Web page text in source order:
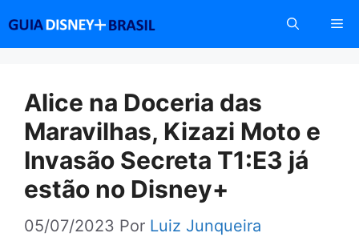
conteúdo
Alice na Doceria das
Maravilhas, Kizazi Moto e
Invasão Secreta T1:E3 já
estão no Disney+
05/07/2023 Por Luiz Junqueira